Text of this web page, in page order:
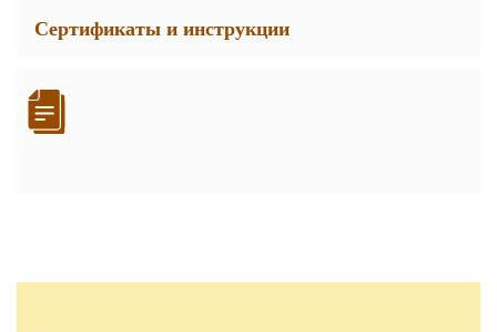
Сертификаты и инструкции